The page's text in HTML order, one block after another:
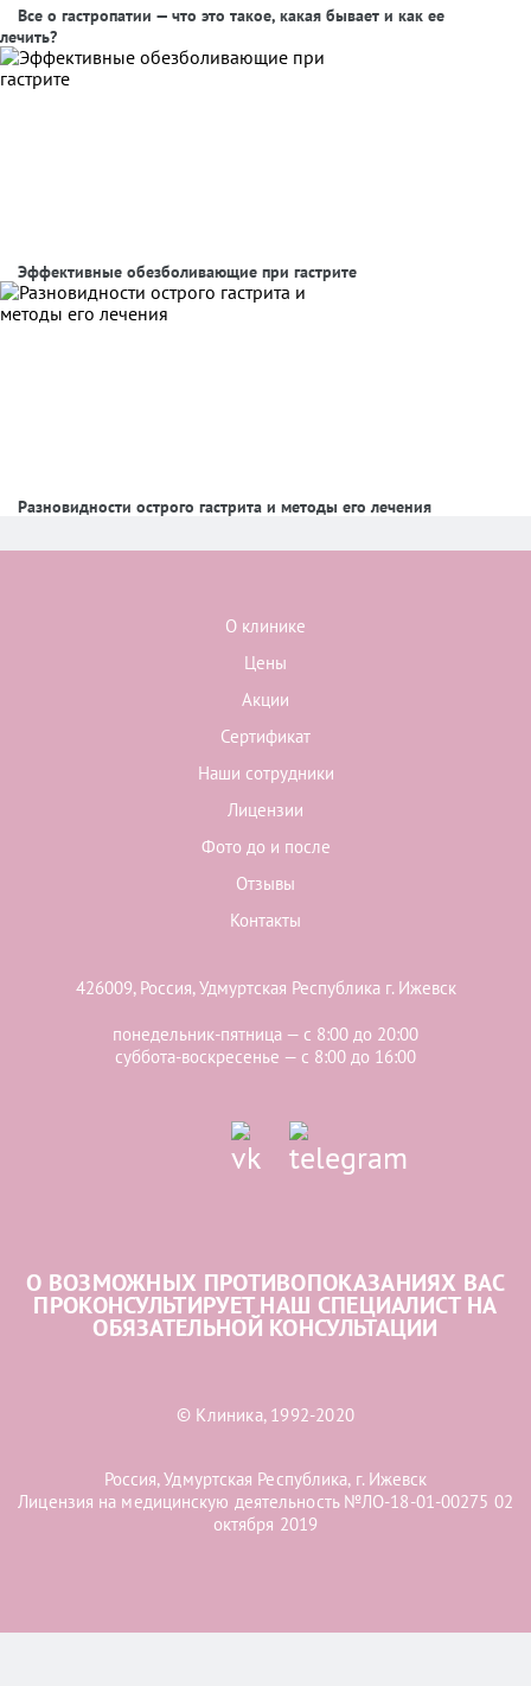
Все о гастропатии — что это такое, какая бывает и как ее
лечить?
Эффективные обезболивающие при гастрите
Разновидности острого гастрита и методы его лечения
О клинике
Цены
Акции
Сертификат
Наши сотрудники
Лицензии
Фото до и после
Отзывы
Контакты
426009, Россия, Удмуртская Республика г. Ижевск
понедельник-пятница — с 8:00 до 20:00
суббота-воскресенье — с 8:00 до 16:00
О ВОЗМОЖНЫХ ПРОТИВОПОКАЗАНИЯХ ВАС
ПРОКОНСУЛЬТИРУЕТ НАШ СПЕЦИАЛИСТ НА
ОБЯЗАТЕЛЬНОЙ КОНСУЛЬТАЦИИ
© Клиника, 1992-2020
Россия, Удмуртская Республика, г. Ижевск
Лицензия на медицинскую деятельность №ЛО-18-01-00275 02
октября 2019